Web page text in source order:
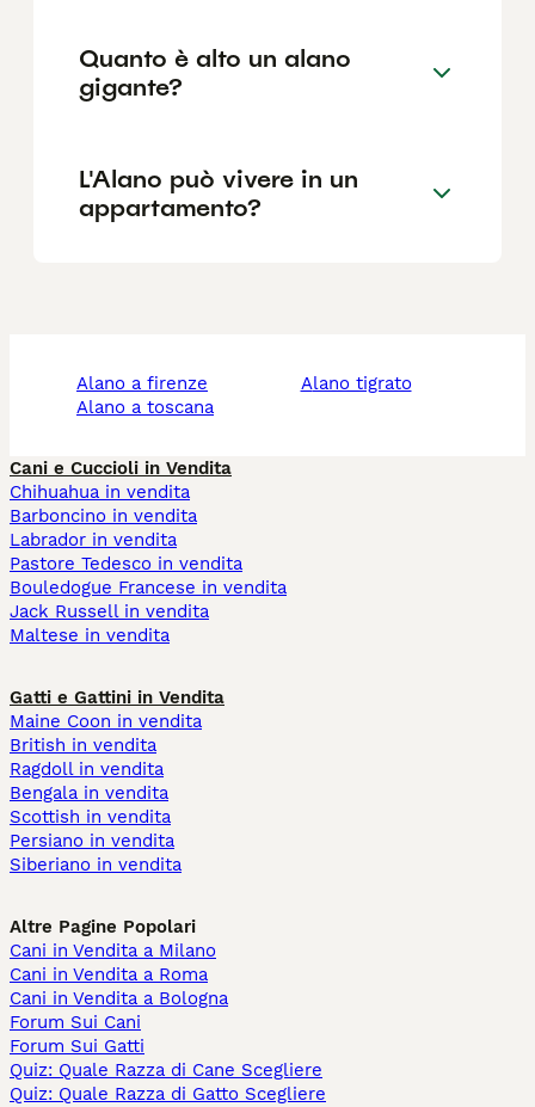
Quanto è alto un alano
gigante?
L'Alano può vivere in un
appartamento?
alano a firenze
alano a toscana
alano tigrato
Cani e Cuccioli in Vendita
Chihuahua in vendita
Barboncino in vendita
Labrador in vendita
Pastore Tedesco in vendita
Bouledogue Francese in vendita
Jack Russell in vendita
Maltese in vendita
Gatti e Gattini in Vendita
Maine Coon in vendita
British in vendita
Ragdoll in vendita
Bengala in vendita
Scottish in vendita
Persiano in vendita
Siberiano in vendita
Altre Pagine Popolari
Cani in Vendita a Milano
Cani in Vendita a Roma
Cani in Vendita a Bologna
Forum Sui Cani
Forum Sui Gatti
Quiz: Quale Razza di Cane Scegliere
Quiz: Quale Razza di Gatto Scegliere